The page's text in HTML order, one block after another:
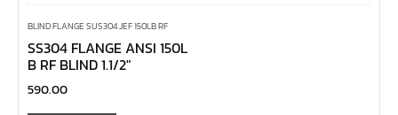
ด้ามขันบ๊อกซ์, ด้ามเลื่อน, ด้ามขันตัวแอล, ด้ามควง
ด้ามฟรี
บ๊อกซ์เดือยโผล่
BLIND FLANGE SUS304 JEF 150LB RF
SS304 FLANGE ANSI 150L
B RF BLIND 1.1/2″
590.00